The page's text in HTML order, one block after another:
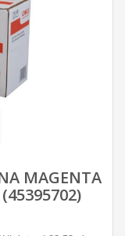
MAGENTA